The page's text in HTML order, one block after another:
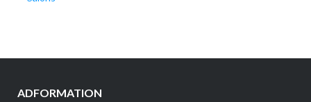
ADFORMATION